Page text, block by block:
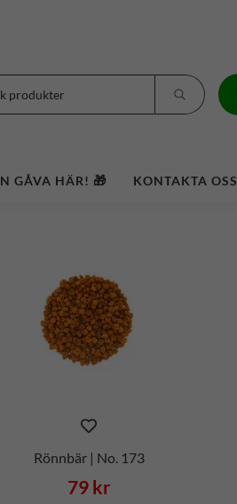
GÅVA HÄR! 🎁 KONTAKTA OSS
TEBLANDNINGAR |
Rönnbär | No. 173
79 kr